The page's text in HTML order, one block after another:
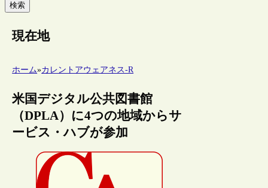
検索
現在地
ホーム»カレントアウェアネス-R
米国デジタル公共図書館
（DPLA）に4つの地域からサ
ービス・ハブが参加